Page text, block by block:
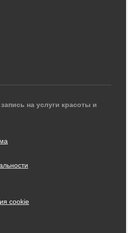
на услуги красоты и
cookie